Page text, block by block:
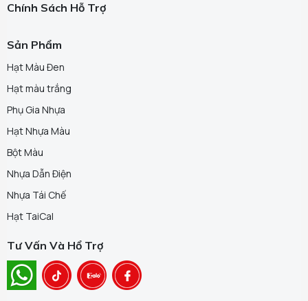
Chính Sách Hỗ Trợ
Sản Phẩm
Hạt Màu Đen
Hạt màu trắng
Phụ Gia Nhựa
Hạt Nhựa Màu
Bột Màu
Nhựa Dẫn Điện
Nhựa Tái Chế
Hạt TaiCal
Tư Vấn Và Hổ Trợ